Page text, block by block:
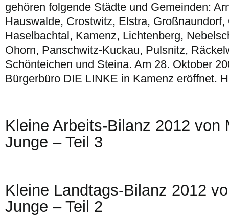
gehören folgende Städte und Gemeinden:
Hauswalde, Crostwitz, Elstra, Großnaundorf,
Haselbachtal, Kamenz, Lichtenberg,
Ohorn, Panschwitz-Kuckau, Pulsnitz,
Schönteichen und Steina. Am 28. Oktober
Bürgerbüro DIE LINKE in Kamenz eröffnet.
Kleine Arbeits-Bilanz 2012 von
Junge – Teil 3
Kleine Landtags-Bilanz 2012
Junge – Teil 2